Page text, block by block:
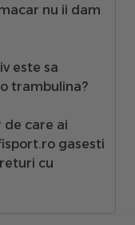
nu ii dam
este sa
trambulina?
care ai
gasesti
cu